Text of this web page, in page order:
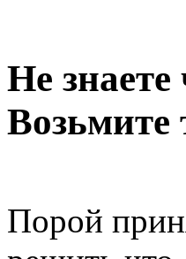
Не знаете
Возьмите
Порой